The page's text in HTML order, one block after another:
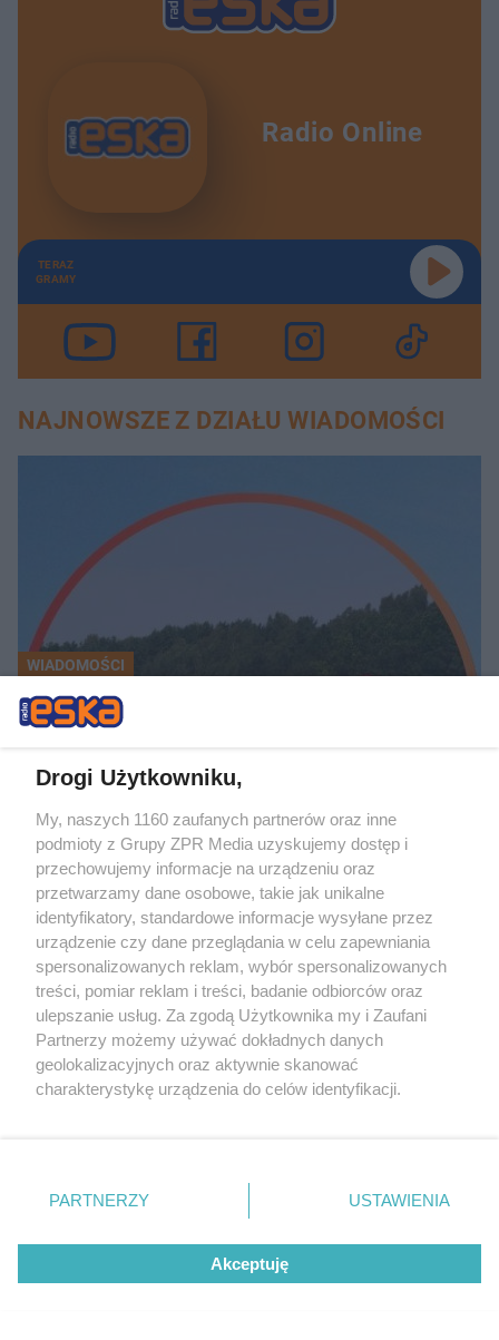
Radio Online
TERAZ
GRAMY
NAJNOWSZE Z DZIAŁU WIADOMOŚCI
WIADOMOŚCI
Dramat nad wodą w Wielkopolsce. Dwóch 13-
Wielka wyprawa w Powiecie Poznańskim
Drogi Użytkowniku,
My, naszych 1160 zaufanych partnerów oraz inne
podmioty z Grupy ZPR Media uzyskujemy dostęp i
przechowujemy informacje na urządzeniu oraz
przetwarzamy dane osobowe, takie jak unikalne
identyfikatory, standardowe informacje wysyłane przez
urządzenie czy dane przeglądania w celu zapewniania
spersonalizowanych reklam, wybór spersonalizowanych
treści, pomiar reklam i treści, badanie odbiorców oraz
ulepszanie usług. Za zgodą Użytkownika my i Zaufani
Partnerzy możemy używać dokładnych danych
geolokalizacyjnych oraz aktywnie skanować
charakterystykę urządzenia do celów identyfikacji.
zmienić/wycofać klikając przycisk ustawień prywatności
znajdujący się w lewym dolnym rogu strony
rodzaje przetwarzania danych nie wymagają zgody
użytkownika, ale masz prawo sprzeciwić się takiemu
przetwarzaniu. Preferencje będą miały zastosowanie tylko
PARTNERZY USTAWIENIA
Akceptuję